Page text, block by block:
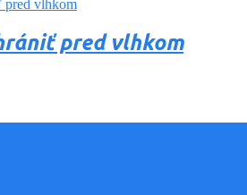
pred vlhkom